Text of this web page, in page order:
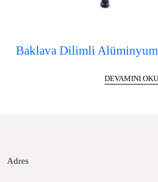
Baklava Dilimli
DEVAMINI OKU
Adres